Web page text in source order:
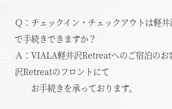
アクセス
お知らせ
Ｑ：チェックイン・チェックアウトは軽
で手続きできますか？
Ａ：VIALA軽井沢Retreatへのご宿泊の
沢Retreatのフロントにて
お手続きを承っております。